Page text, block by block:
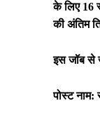
के लिए 16
की अंतिम
इस जॉब से
पोस्ट नाम: